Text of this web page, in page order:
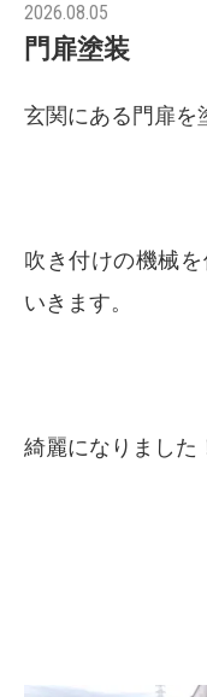
2026.08.05
門扉塗装
玄関にある門扉を
吹き付けの機械
いきます。
綺麗になりました